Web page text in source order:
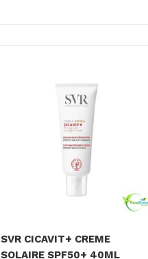
SVR CICAVIT+ CREME
SOLAIRE SPF50+ 40ML